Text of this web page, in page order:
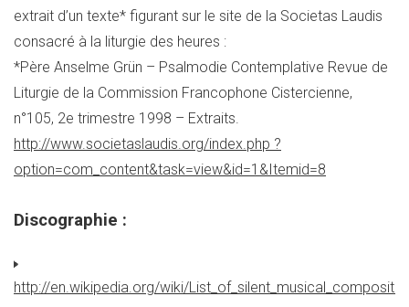
extrait d’un texte* figurant sur le site de la Societas Laudis
consacré à la liturgie des heures :
*Père Anselme Grün – Psalmodie Contemplative Revue de
Liturgie de la Commission Francophone Cistercienne,
n°105, 2e trimestre 1998 – Extraits.
http://www.societaslaudis.org/index.php ?
option=com_content&task=view&id=1&Itemid=8
Discographie :
http://en.wikipedia.org/wiki/